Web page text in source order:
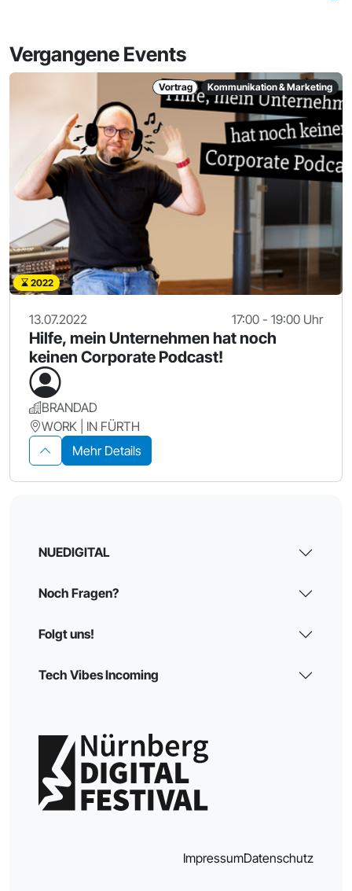
Vergangene Events
Vortrag Kommunikation & Marketing
2022
13.07.2022 17:00 - 19:00 Uhr
Hilfe, mein Unternehmen hat noch
keinen Corporate Podcast!
BRANDAD
WORK | IN FÜRTH
Mehr Details
NUEDIGITAL
Noch Fragen?
Folgt uns!
Tech Vibes Incoming
ImpressumDatenschutz